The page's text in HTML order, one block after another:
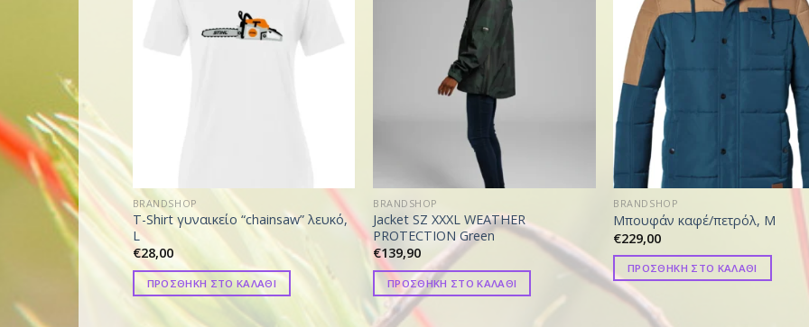
BRANDSHOP
T-Shirt γυναικείο “chainsaw” λευκό,
L
€28,00
ΠΡΟΣΘΗΚΗ ΣΤΟ ΚΑΛΑΘΙ
BRANDSHOP
Jacket SZ XXXL WEATHER
PROTECTION Green
€139,90
ΠΡΟΣΘΗΚΗ ΣΤΟ ΚΑΛΑΘΙ
BRANDSHOP
Μπουφάν καφέ/πετρόλ, M
€229,00
ΠΡΟΣΘΗΚΗ ΣΤΟ ΚΑΛΑΘΙ